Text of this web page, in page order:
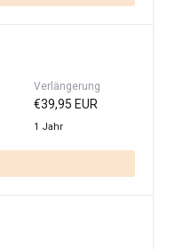
Verlängerung
€39,95 EUR
1 Jahr